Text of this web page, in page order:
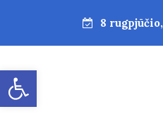
Open toolbar
8